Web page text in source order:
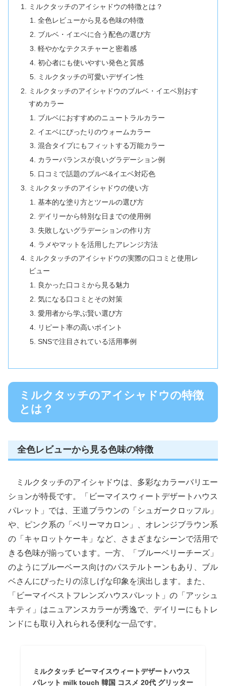
ミルクタッチのアイシャドウの特徴とは？
全色レビューから見る色味の特徴
ブルベ・イエベに合う配色の選び方
軽やかなテクスチャーと密着感
初心者にも使いやすい発色と質感
ミルクタッチの可愛いデザイン性
ミルクタッチのアイシャドウのブルベ・イエベ別おす
すめカラー
ブルベにおすすめのニュートラルカラー
イエベにぴったりのウォームカラー
混合タイプにもフィットする万能カラー
カラーバランスが良いグラデーション例
口コミで話題のブルベ&イエベ対応色
ミルクタッチのアイシャドウの使い方
基本的な塗り方とツールの選び方
デイリーから特別な日までの使用例
失敗しないグラデーションの作り方
ラメやマットを活用したアレンジ方法
ミルクタッチのアイシャドウの実際の口コミと使用レ
ビュー
良かった口コミから見る魅力
気になる口コミとその対策
愛用者から学ぶ賢い選び方
リピート率の高いポイント
SNSで注目されている活用事例
ミルクタッチのアイシャドウの特徴
とは？
全色レビューから見る色味の特徴
ミルクタッチのアイシャドウは、多彩なカラーバリエー
ションが特長です。「ビーマイスウィートデザートハウス
パレット」では、王道ブラウンの「シュガークロッフル」
や、ピンク系の「ベリーマカロン」、オレンジブラウン系
の「キャロットケーキ」など、さまざまなシーンで活用で
きる色味が揃っています。一方、「ブルーベリーチーズ」
のようにブルーベース向けのパステルトーンもあり、ブル
ベさんにぴったりの涼しげな印象を演出します。また、
「ビーマイベストフレンズハウスパレット」の「アッシュ
キティ」はニュアンスカラーが秀逸で、デイリーにもトレ
ンドにも取り入れられる便利な一品です。
ミルクタッチ ビーマイスウィートデザートハウス
パレット milk touch 韓国 コスメ 20代 グリッター